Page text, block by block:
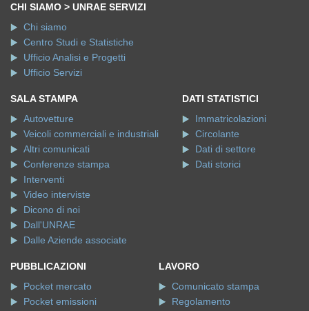
CHI SIAMO > UNRAE SERVIZI
Chi siamo
Centro Studi e Statistiche
Ufficio Analisi e Progetti
Ufficio Servizi
SALA STAMPA
Autovetture
Veicoli commerciali e industriali
Altri comunicati
Conferenze stampa
Interventi
Video interviste
Dicono di noi
Dall'UNRAE
Dalle Aziende associate
DATI STATISTICI
Immatricolazioni
Circolante
Dati di settore
Dati storici
PUBBLICAZIONI
Pocket mercato
Pocket emissioni
LAVORO
Comunicato stampa
Regolamento